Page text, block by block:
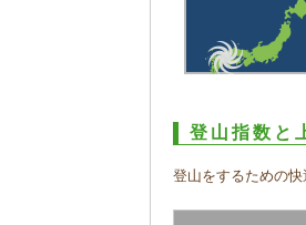
登山指数と
登山をするための